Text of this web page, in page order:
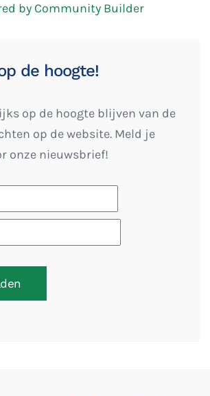
by Community Builder
de hoogte!
op de hoogte blijven van de
op de website. Meld je
onze nieuwsbrief!